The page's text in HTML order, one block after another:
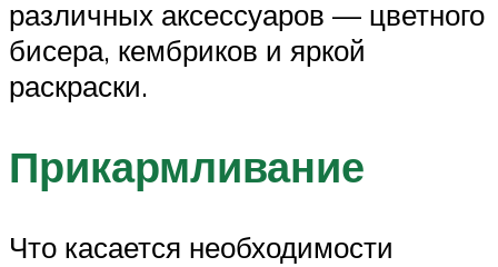
различных аксессуаров — цветного
бисера, кембриков и яркой
раскраски.
Прикармливание
Что касается необходимости